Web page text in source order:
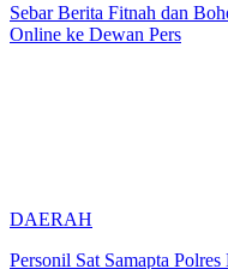
Sebar Berita Fitnah dan
Online ke Dewan Pers
DAERAH
Personil Sat Samapta